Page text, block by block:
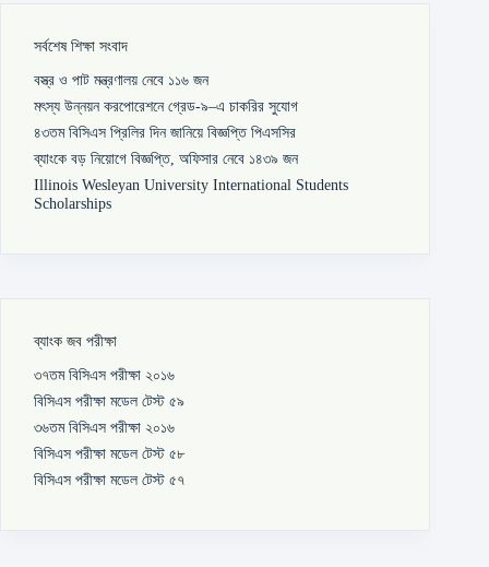
সর্বশেষ শিক্ষা সংবাদ
বস্ত্র ও পাট মন্ত্রণালয় নেবে ১১৬ জন
মৎস্য উন্নয়ন করপোরেশনে গ্রেড-৯–এ চাকরির সুযোগ
৪৩তম বিসিএস প্রিলির দিন জানিয়ে বিজ্ঞপ্তি পিএসসির
ব্যাংকে বড় নিয়োগে বিজ্ঞপ্তি, অফিসার নেবে ১৪৩৯ জন
Illinois Wesleyan University International Students
Scholarships
ব্যাংক জব পরীক্ষা
৩৭তম বিসিএস পরীক্ষা ২০১৬
বিসিএস পরীক্ষা মডেল টেস্ট ৫৯
৩৬তম বিসিএস পরীক্ষা ২০১৬
বিসিএস পরীক্ষা মডেল টেস্ট ৫৮
বিসিএস পরীক্ষা মডেল টেস্ট ৫৭